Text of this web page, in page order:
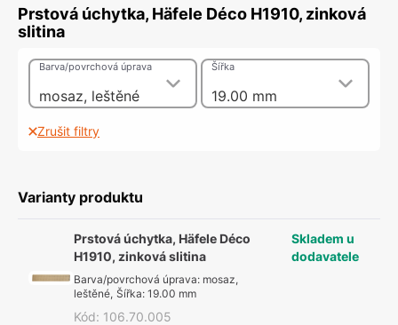
Prstová úchytka, Häfele Déco H1910, zinková
slitina
mosaz, leštěné
Barva/povrchová úprava
19.00 mm
Šířka
Zrušit filtry
Varianty produktu
Prstová úchytka, Häfele Déco
H1910, zinková slitina
Barva/povrchová úprava: mosaz,
leštěné, Šířka:19.00 mm
Kód: 106.70.005
Skladem u
dodavatele